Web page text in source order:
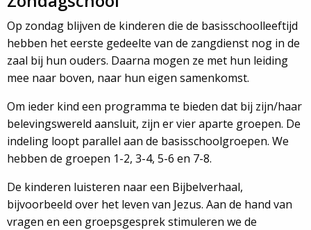
Op zondag blijven de kinderen die de basisschoolleeftijd
hebben het eerste gedeelte van de zangdienst nog in de
zaal bij hun ouders. Daarna mogen ze met hun leiding
mee naar boven, naar hun eigen samenkomst.
Om ieder kind een programma te bieden dat bij zijn/haar
belevingswereld aansluit, zijn er vier aparte groepen. De
indeling loopt parallel aan de basisschoolgroepen. We
hebben de groepen 1-2, 3-4, 5-6 en 7-8.
De kinderen luisteren naar een Bijbelverhaal,
bijvoorbeeld over het leven van Jezus. Aan de hand van
vragen en een groepsgesprek stimuleren we de